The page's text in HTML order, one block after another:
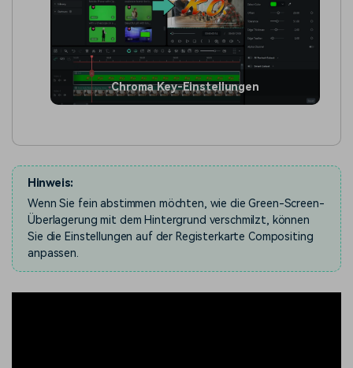
Chroma Key-Einstellungen
Hinweis:
Wenn Sie fein abstimmen möchten, wie die Green-Screen-
Überlagerung mit dem Hintergrund verschmilzt, können
Sie die Einstellungen auf der Registerkarte Compositing
anpassen.